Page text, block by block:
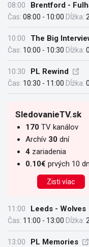
08:00 Brentford -
Čas: 08:00 - 10:00 Dĺžka:
10:00 The Big
Čas: 10:00 - 10:30 Dĺžka:
10:30 PL Rewind
Čas: 10:30 - 11:00 Dĺžka:
SledovanieTV.sk
170 TV kanálov
Archív 30 dní
4 zariadenia
0.10€ prvých 10
Zisti víac
11:00 Leeds - Wolves
Čas: 11:00 - 13:00 Dĺžka:
13:00 PL Memories